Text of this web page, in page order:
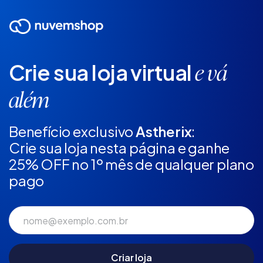
Crie sua loja virtuale vá
além
Benefício exclusivoAstherix:
Crie sua loja nesta página e ganhe
25% OFF no 1º mês de qualquer plano
pago